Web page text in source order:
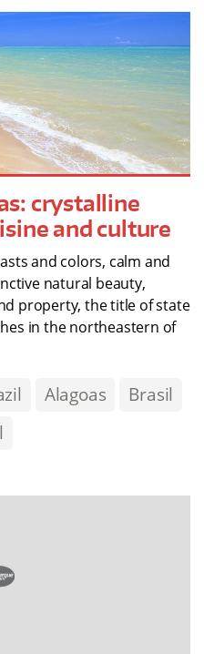
crystalline
and culture
and colors, calm and
natural beauty,
property, the title of state
in the northeastern of
Alagoas
Brasil